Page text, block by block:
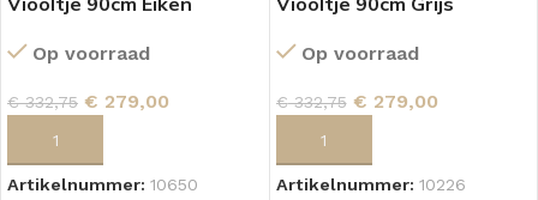
Op voorraad
€332,75 € 279,00
Artikelnummer: 10650
Op voorraad
€332,75 € 279,00
Artikelnummer: 10226